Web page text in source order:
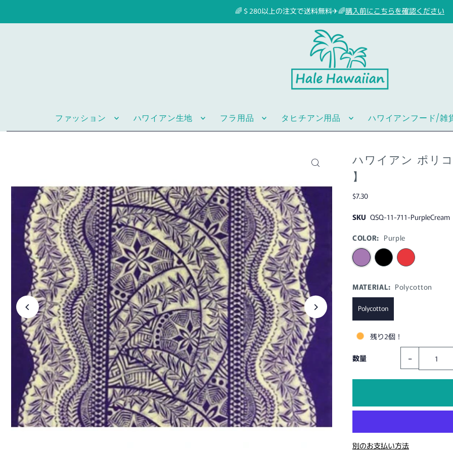
🌈＄280以上の注文で送料無料✈🌈購入前にこちらを確認ください
ファッション ハワイアン生地 フラ用品 タヒチアン用品 ハワイアンフード/雑
ハワイアン ポリ
】
$7.30
SKU QSQ-11-711-PurpleCream
COLOR: Purple
MATERIAL: Polycotton
Polycotton
残り2個！
数量 -
別のお支払い方法